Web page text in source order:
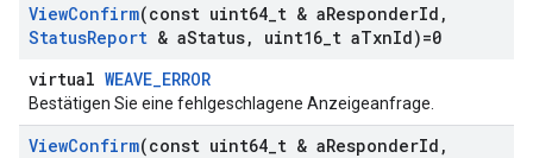
ViewConfirm(const uint64 t & aResponderId ,
StatusReport & aStatus, uint16 t aTxnId)=0
virtual WEAVE_ERROR
Bestätigen Sie eine fehlgeschlagene Anzeigeanfrage.
ViewConfirm(const uint64 t & aResponderId ,